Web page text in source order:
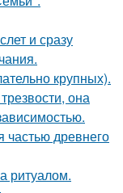
и сразу
крупных).
она
частью древнего
ритуалом.